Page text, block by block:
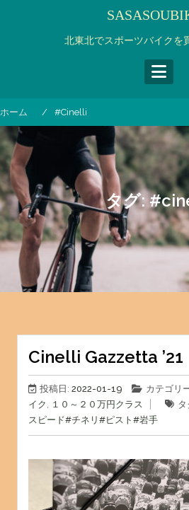
キ
ッ
プ
北東北でスポーツバイクを
ホーム #cinelli
タグ:
Cinelli Gazzetta ’21
投稿日: 2022-01-19 カテゴリ
イク , １０～２０万円クラス タ
スピード#チネリ #ピスト #岩手